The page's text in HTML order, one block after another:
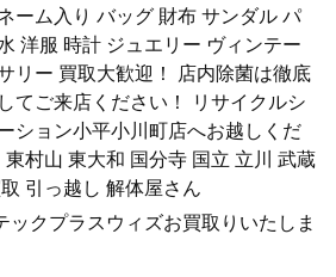
ーム入り バッグ 財布 サンダル パ
洋服 時計 ジュエリー ヴィンテー
リー 買取大歓迎！ 店内除菌は徹底
てご来店ください！ リサイクルシ
ション小平小川町店へお越しくだ
村山 東大和 国分寺 国立 立川 武蔵
引っ越し 解体屋さん
ックプラスウィズお買取りいたしま